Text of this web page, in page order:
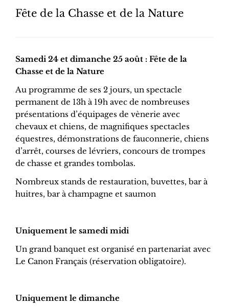
Fête de la Chasse et de la Nature
Samedi 24 et dimanche 25 août : Fête de la
Chasse et de la Nature
Au programme de ses 2 jours, un spectacle
permanent de 13h à 19h avec de nombreuses
présentations d’équipages de vènerie avec
chevaux et chiens, de magnifiques spectacles
équestres, démonstrations de fauconnerie, chiens
d’arrêt, courses de lévriers, concours de trompes
de chasse et grandes tombolas.
Nombreux stands de restauration, buvettes, bar à
huitres, bar à champagne et saumon
Uniquement le samedi midi
Un grand banquet est organisé en partenariat avec
Le Canon Français (réservation obligatoire).
Uniquement le dimanche